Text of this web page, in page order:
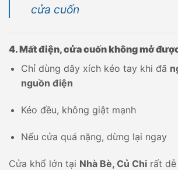
cửa cuốn
4. Mất điện, cửa cuốn không mở
Chỉ dùng dây xích kéo tay khi đã
nguồn điện
Kéo đều, không giật mạnh
Nếu cửa quá nặng, dừng lại ngay
Cửa khổ lớn tại Nhà Bè, Củ Chi rất